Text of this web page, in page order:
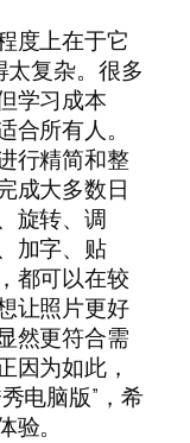
度上在于它
太复杂。很多
学习成本
所有人。
行精简和整
成大多数日
旋转、调
加字、贴
都可以在较
让照片更好
然更符合需
因为如此，
电脑版”，希
。